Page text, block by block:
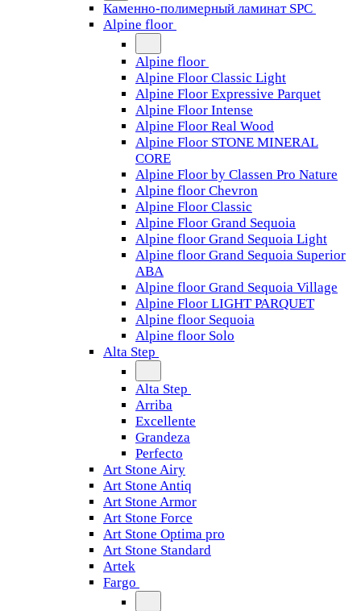
Каменно-полимерный ламинат SPC
Alpine floor
Alpine floor
Alpine Floor Classic Light
Alpine Floor Expressive Parquet
Alpine Floor Intense
Alpine Floor Real Wood
Alpine Floor STONE MINERAL
CORE
Alpine Floor by Classen Pro Nature
Alpine floor Chevron
Alpine Floor Classic
Alpine Floor Grand Sequoia
Alpine floor Grand Sequoia Light
Alpine floor Grand Sequoia Superior
ABA
Alpine floor Grand Sequoia Village
Alpine Floor LIGHT PARQUET
Alpine floor Sequoia
Alpine floor Solo
Alta Step
Alta Step
Arriba
Excellente
Grandeza
Perfecto
Art Stone Airy
Art Stone Antiq
Art Stone Armor
Art Stone Force
Art Stone Optima pro
Art Stone Standard
Artek
Fargo